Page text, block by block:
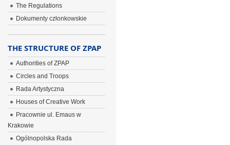
The Regulations
Dokumenty członkowskie
THE STRUCTURE OF ZPAP
Authorities of ZPAP
Circles and Troops
Rada Artystyczna
Houses of Creative Work
Pracownie ul. Emaus w
Krakowie
Ogólnopolska Rada